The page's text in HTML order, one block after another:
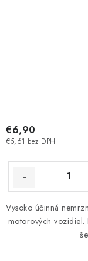
€5,61 bez DPH
€6,90
Vysoko účinná
motorových vozidiel.